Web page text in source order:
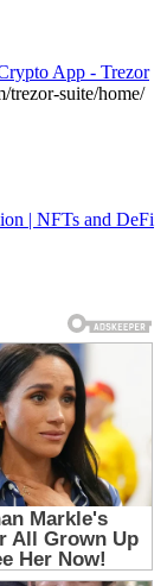
App - Trezor
trezor-suite/home/
| NFTs and DeFi